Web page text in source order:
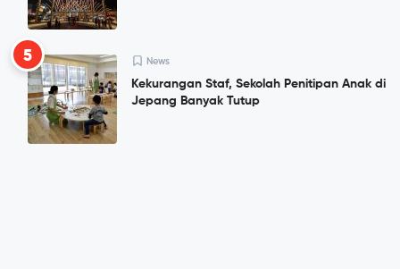
5 News
Kekurangan Staf, Sekolah Penitipan Anak di
Jepang Banyak Tutup